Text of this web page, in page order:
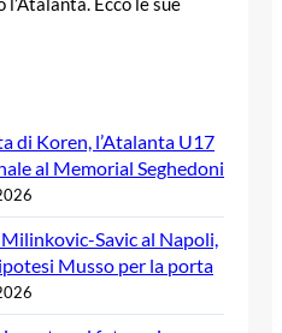
di Koren, l’Atalanta U17
al Memorial Seghedoni
Savic al Napoli,
Musso per la porta